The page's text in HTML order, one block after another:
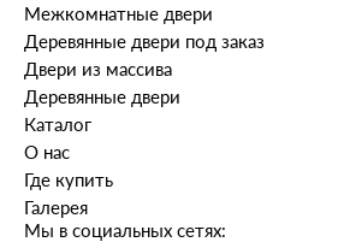
Межкомнатные двери
Деревянные двери под заказ
Двери из массива
Деревянные двери
Каталог
О нас
Где купить
Галерея
Мы в социальных сетях: